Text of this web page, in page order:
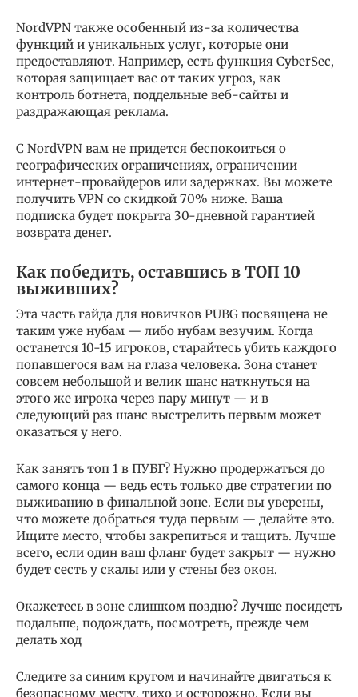
NordVPN также особенный из-за количества
функций и уникальных услуг, которые они
предоставляют. Например, есть функция CyberSec,
которая защищает вас от таких угроз, как
контроль ботнета, поддельные веб-сайты и
раздражающая реклама.
С NordVPN вам не придется беспокоиться о
географических ограничениях, ограничении
интернет-провайдеров или задержках. Вы можете
получить VPN со скидкой 70% ниже. Ваша
подписка будет покрыта 30-дневной гарантией
возврата денег.
Как победить, оставшись в ТОП 10
выживших?
Эта часть гайда для новичков PUBG посвящена не
таким уже нубам — либо нубам везучим. Когда
останется 10-15 игроков, старайтесь убить каждого
попавшегося вам на глаза человека. Зона станет
совсем небольшой и велик шанс наткнуться на
этого же игрока через пару минут — и в
следующий раз шанс выстрелить первым может
оказаться у него.
Как занять топ 1 в ПУБГ? Нужно продержаться до
самого конца — ведь есть только две стратегии по
выживанию в финальной зоне. Если вы уверены,
что можете добраться туда первым — делайте это.
Ищите место, чтобы закрепиться и тащить. Лучше
всего, если один ваш фланг будет закрыт — нужно
будет сесть у скалы или у стены без окон.
Окажетесь в зоне слишком поздно? Лучше посидеть
подальше, подождать, посмотреть, прежде чем
делать ход
Следите за синим кругом и начинайте двигаться к
безопасному месту, тихо и осторожно. Если вы